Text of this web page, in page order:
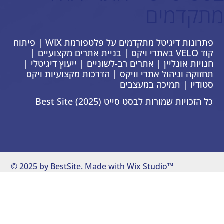
פתרונות דיגיטל מתקדמים על פלטפורמת WIX | פיתוח
קוד VELO באתרי ויקס | בניית אתרים מקצועיים |
חנויות אונליין | אתרים רב-לשוניים | ייעוץ דיגיטלי |
תחזוקה וניהול אתרי וויקס | הדרכות מקצועיות ויקס
סטודיו | תמיכה במעצבים
כל הזכויות שמורות לבסט סייט Best Site (2025)
© 2025 by BestSite. Made withWix Studio™